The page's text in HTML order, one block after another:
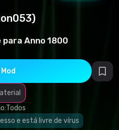
Anno 1800
Todos
e está livre de vírus